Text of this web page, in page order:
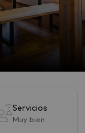
Servicios
Muy bien